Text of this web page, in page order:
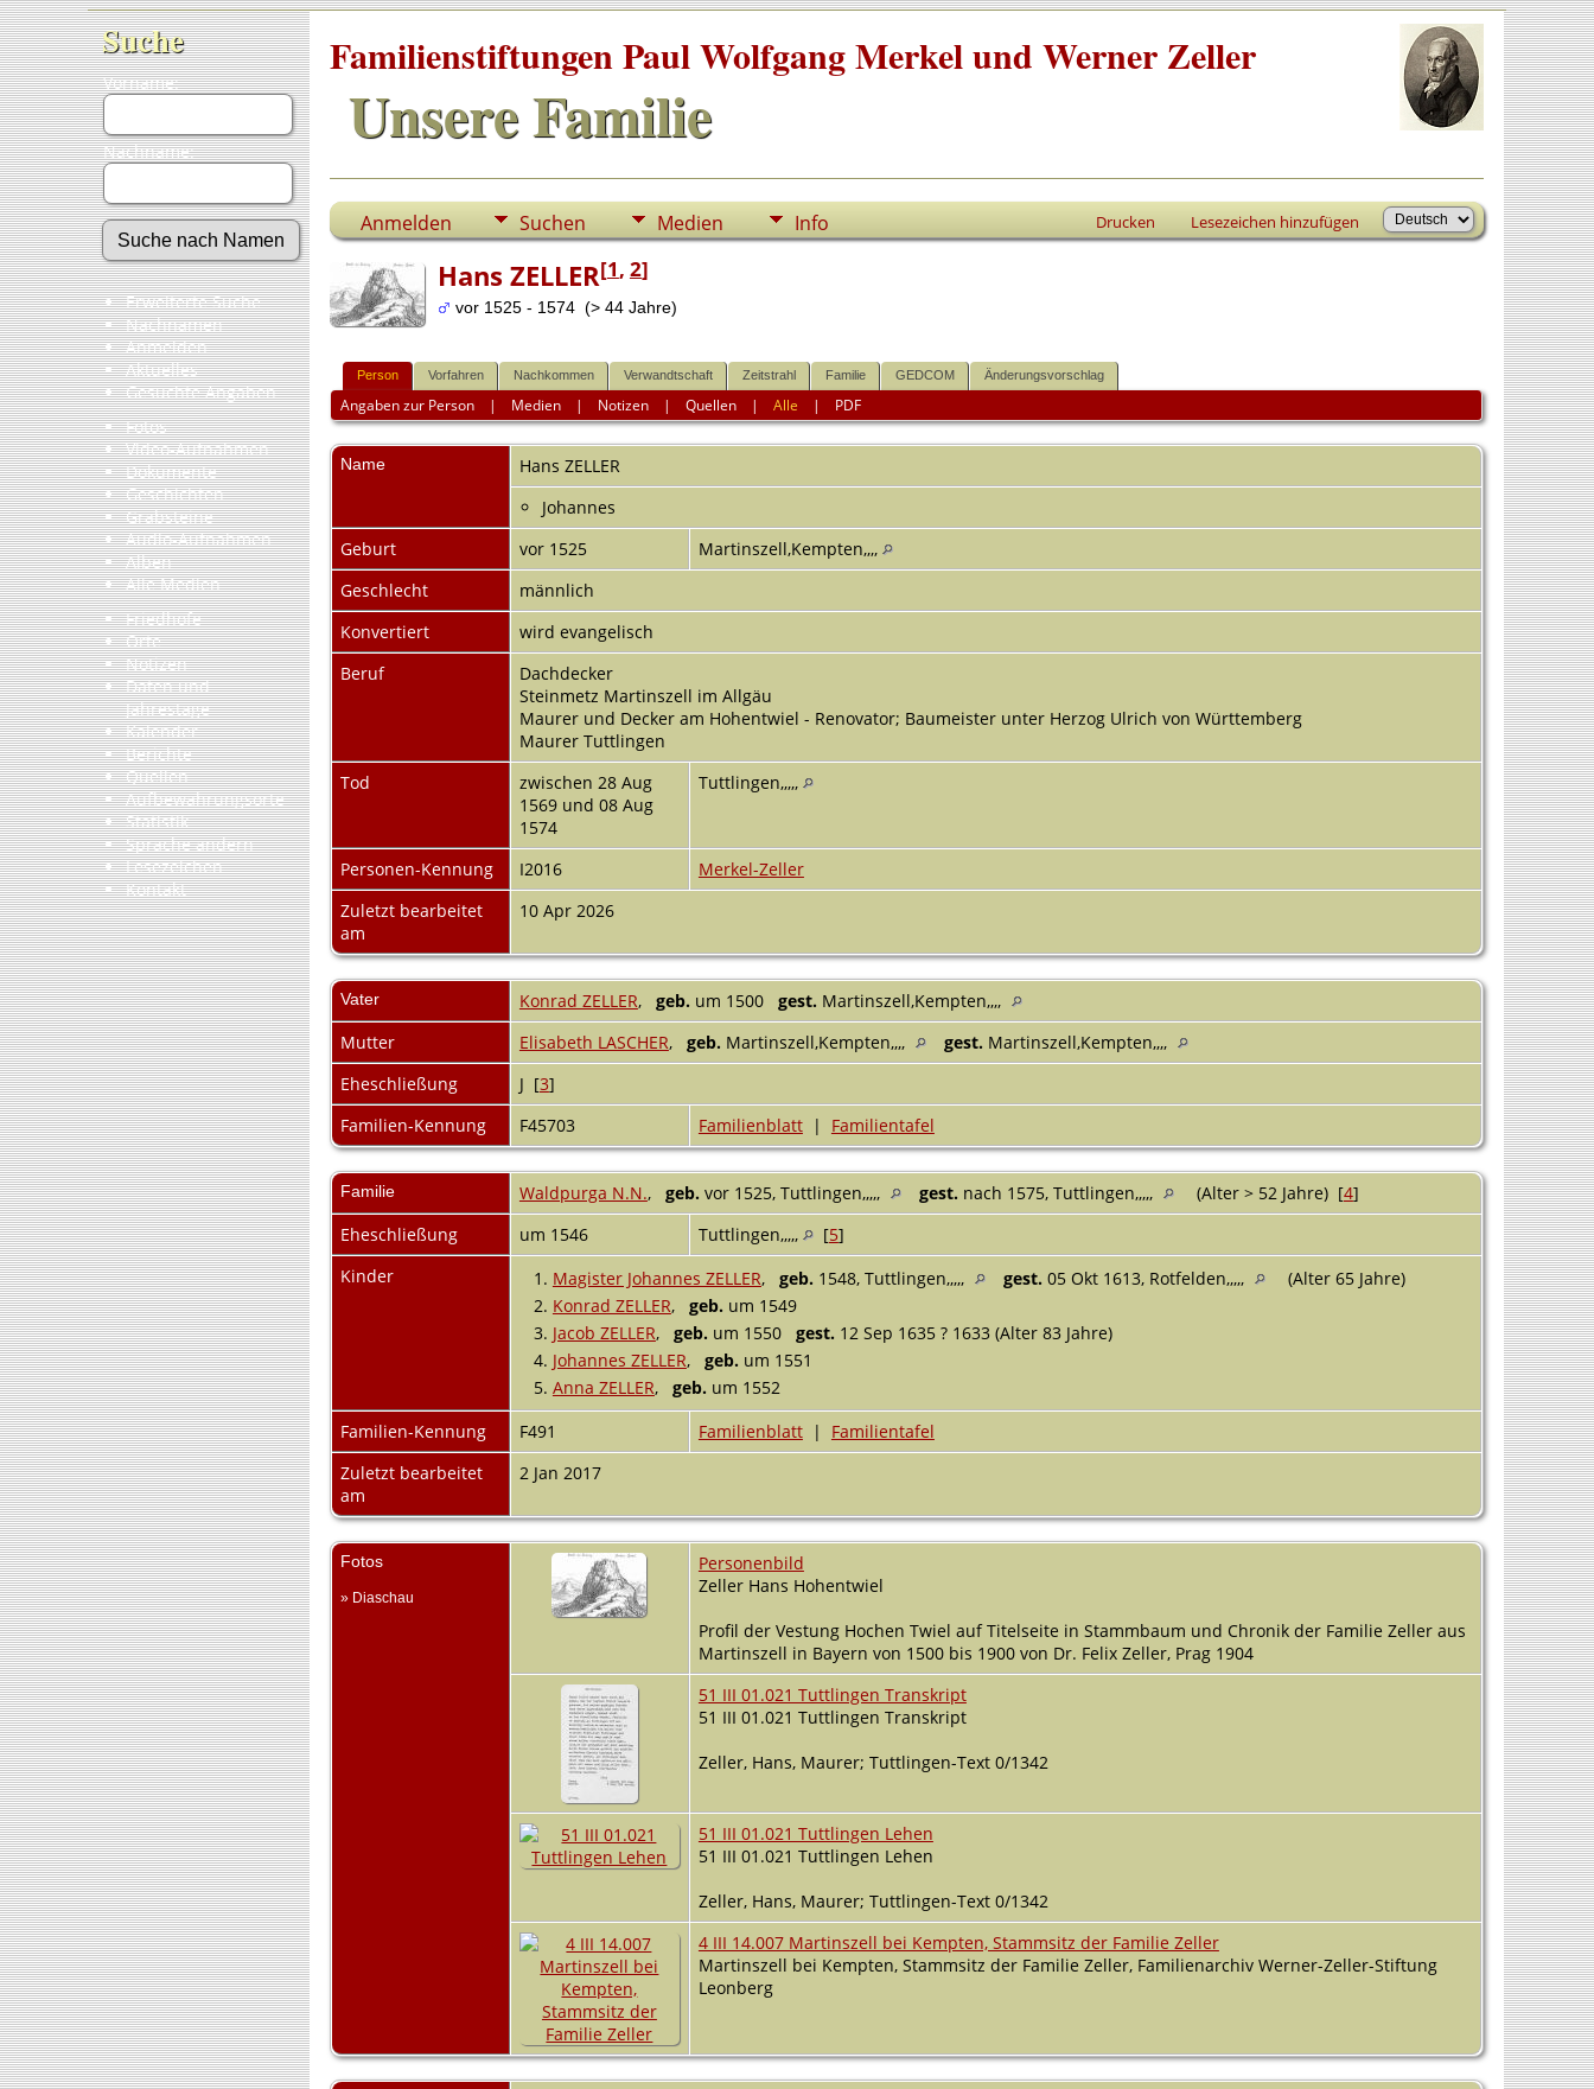
Suche
Vorname:
Nachname:
Erweiterte Suche
Nachnamen
Anmelden
Aktuelles
Gesuchte Angaben
Fotos
Video-Aufnahmen
Dokumente
Geschichten
Grabsteine
Audio-Aufnahmen
Alben
Alle Medien
Friedhöfe
Orte
Notizen
Daten und
Jahrestage
Kalender
Berichte
Quellen
Aufbewahrungsorte
Statistik
Sprache ändern
Lesezeichen
Kontakt
Familienstiftungen Paul Wolfgang Merkel und Werner Zeller
Unsere Familie
Anmelden Suchen Medien Info Drucken Lesezeichen hinzufügen
Hans ZELLER[1, 2]
vor 1525 - 1574 (> 44 Jahre)
Person Vorfahren Nachkommen Verwandtschaft Zeitstrahl Familie GEDCOM Änderungsvorschlag
Angaben zur Person | Medien | Notizen |Quellen |Alle | PDF
Name Hans ZELLER
Johannes
Geburt
vor 1525
Martinszell,Kempten,,,,
Geschlecht
männlich
Konvertiert
wird evangelisch
Beruf
Dachdecker
Steinmetz Martinszell im Allgäu
Maurer und Decker am Hohentwiel - Renovator; Baumeister unter Herzog Ulrich von Württemberg
Maurer Tuttlingen
Tod
zwischen 28 Aug
1569 und 08 Aug
1574
Tuttlingen,,,,,
Personen-Kennung I2016
Merkel-Zeller
Zuletzt bearbeitet
am
10 Apr 2026
Vater Konrad ZELLER, geb. um 1500 gest. Martinszell,Kempten,,,,
Mutter
Elisabeth LASCHER, geb. Martinszell,Kempten,,,, gest. Martinszell,Kempten,,,,
Eheschließung
J [3]
Familien-Kennung
F45703 Familienblatt| Familientafel
Familie Waldpurga N.N., geb. vor 1525, Tuttlingen,,,,, gest. nach 1575, Tuttlingen,,,,, (Alter > 52 Jahre) [4]
Eheschließung
um 1546 Tuttlingen,,,,, [5]
Kinder
1. Magister Johannes ZELLER, geb. 1548, Tuttlingen,,,,, gest. 05 Okt 1613, Rotfelden,,,,,
(Alter 65 Jahre)
2. Konrad ZELLER, geb. um 1549
3. Jacob ZELLER, geb. um 1550 gest. 12 Sep 1635 ? 1633 (Alter 83 Jahre)
4. Johannes ZELLER, geb. um 1551
5. Anna ZELLER, geb. um 1552
Familien-Kennung
F491 Familienblatt| Familientafel
Zuletzt bearbeitet
am
2 Jan 2017
Fotos
» Diaschau
Personenbild
Zeller Hans Hohentwiel
Profil der Vestung Hochen Twiel auf Titelseite in Stammbaum und Chronik der Familie Zeller aus
Martinszell in Bayern von 1500 bis 1900 von Dr. Felix Zeller, Prag 1904
51 III 01.021 Tuttlingen Transkript
51 III 01.021 Tuttlingen Transkript
Zeller, Hans, Maurer; Tuttlingen-Text 0/1342
51 III 01.021 Tuttlingen Lehen
51 III 01.021 Tuttlingen Lehen
Zeller, Hans, Maurer; Tuttlingen-Text 0/1342
4 III 14.007 Martinszell bei Kempten, Stammsitz der Familie Zeller
Martinszell bei Kempten, Stammsitz der Familie Zeller, Familienarchiv Werner-Zeller-Stiftung
Leonberg